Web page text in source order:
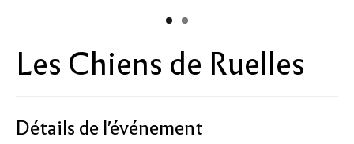
AMI·ES ARTISTES
LE CAFÉ/RESTO
Les Chiens de Ruelles
Détails de l'événement